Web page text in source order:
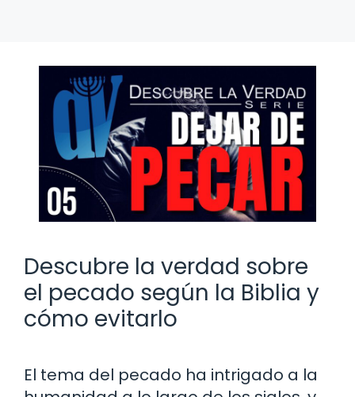
Descubre la verdad sobre
el pecado según la Biblia y
cómo evitarlo
El tema del pecado ha intrigado a la